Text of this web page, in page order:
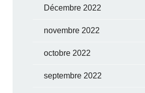
Décembre 2022
novembre 2022
octobre 2022
septembre 2022